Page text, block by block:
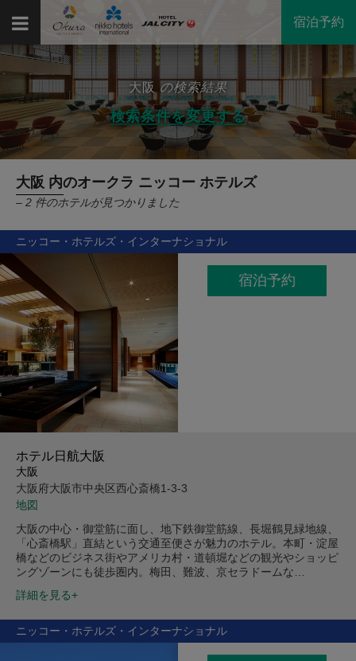
宿泊予約
大阪 の検索結果
検索条件を変更する
大阪 内のオークラ ニッコー ホテルズ
– 2 件のホテルが見つかりました
ニッコー・ホテルズ・インターナショナル
宿泊予約
ホテル日航大阪
大阪
大阪府大阪市中央区西心斎橋1-3-3
地図
大阪の中心・御堂筋に面し、地下鉄御堂筋線、長堀鶴見緑地線、
「心斎橋駅」直結という交通至便さが魅力のホテル。本町・淀屋
橋などのビジネス街やアメリカ村・道頓堀などの観光やショッピ
ングゾーンにも徒歩圏内。梅田、難波、京セラドームな…
詳細を見る+
ニッコー・ホテルズ・インターナショナル